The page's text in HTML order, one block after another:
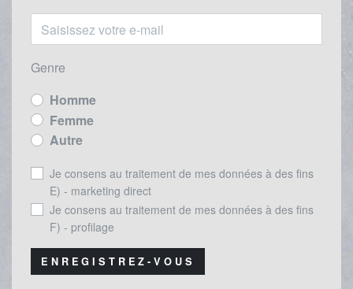
Genre
Homme
Femme
Autre
Je consens au traitement de mes données à des fins
E) - marketing direct
Je consens au traitement de mes données à des fins
F) - profilage
ENREGISTREZ-VOUS